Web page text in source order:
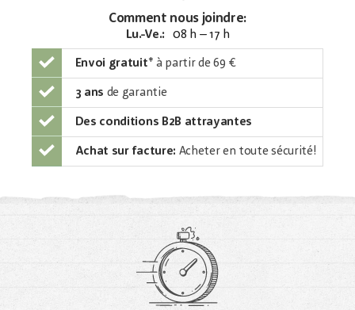
Comment nous joindre:
Lu.-Ve.: 08 h – 17 h
Envoi gratuit* à partir de 69 €
3 ans de garantie
Des conditions B2B attrayantes
Achat sur facture: Acheter en toute sécurité!